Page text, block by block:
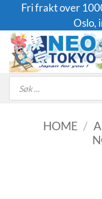
content
Fri frakt over
Oslo,
Products
search
HOME /